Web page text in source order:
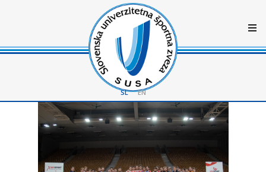
SL EN